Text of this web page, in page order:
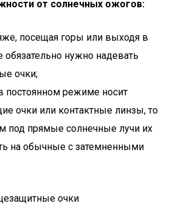
от солнечных ожогов:
посещая горы или выходя в
нужно надевать
очки;
постоянном режиме носит
очки или контактные линзы, то
под прямые солнечные лучи их
на обычные с затемненными
очки